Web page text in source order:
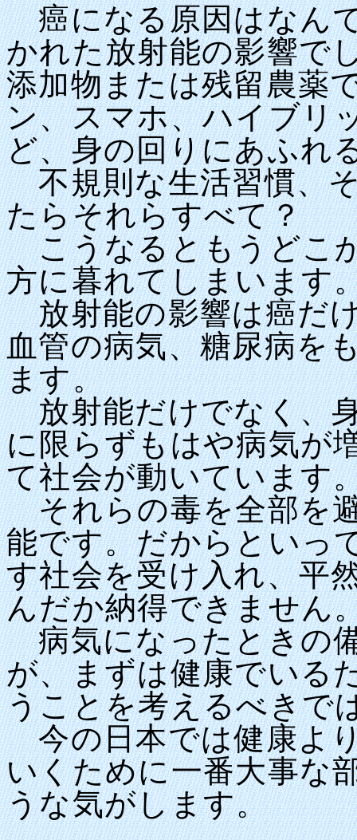
癌になる原因はなん
かれた放射能の影響で
添加物または残留農薬
ン、スマホ、ハイブリ
ど、身の回りにあふれ
不規則な生活習慣、
たらそれらすべて？
こうなるともうどこ
方に暮れてしまいます
放射能の影響は癌だ
血管の病気、糖尿病を
ます。
放射能だけでなく、
に限らずもはや病気が
て社会が動いています
それらの毒を全部を
能です。だからといっ
す社会を受け入れ、平
んだか納得できません
病気になったときの
が、まずは健康でいる
うことを考えるべきで
今の日本では健康よ
いくために一番大事な
うな気がします。